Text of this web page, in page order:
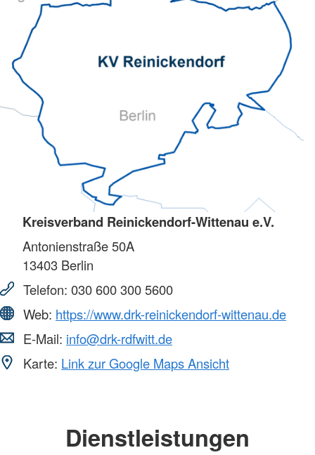
Kreisverband Reinickendorf-Wittenau e.V.
Antonienstraße 50A
13403 Berlin
Telefon: 030 600 300 5600
Web: https://www.drk-reinickendorf-wittenau.de
E-Mail: info@drk-rdfwitt.de
Karte: Link zur Google Maps Ansicht
Dienstleistungen